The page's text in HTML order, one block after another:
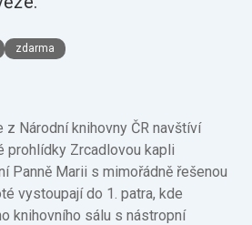
zdarma
Národní knihovny ČR navštíví
prohlídky Zrcadlovou kapli
Panně Marii s mimořádně řešenou
vystoupají do 1. patra, kde
knihovního sálu s nástropní